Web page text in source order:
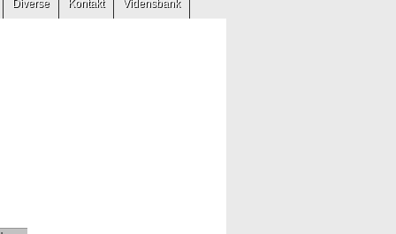
Diverse Kontakt Vidensbank